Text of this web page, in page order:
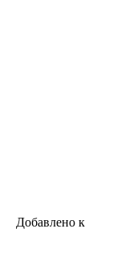
Добавлено к